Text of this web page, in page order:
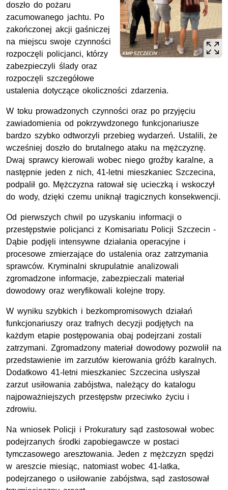
doszło do pożaru
zacumowanego jachtu. Po
zakończonej akcji gaśniczej
na miejscu swoje czynności
rozpoczęli policjanci, którzy
zabezpieczyli ślady oraz
rozpoczęli szczegółowe
ustalenia dotyczące okoliczności zdarzenia.
W toku prowadzonych czynności oraz po przyjęciu
zawiadomienia od pokrzywdzonego funkcjonariusze
bardzo szybko odtworzyli przebieg wydarzeń. Ustalili, że
wcześniej doszło do brutalnego ataku na mężczyznę.
Dwaj sprawcy kierowali wobec niego groźby karalne, a
następnie jeden z nich, 41-letni mieszkaniec Szczecina,
podpalił go. Mężczyzna ratował się ucieczką i wskoczył
do wody, dzięki czemu uniknął tragicznych konsekwencji.
Od pierwszych chwil po uzyskaniu informacji o
przestępstwie policjanci z Komisariatu Policji Szczecin -
Dąbie podjęli intensywne działania operacyjne i
procesowe zmierzające do ustalenia oraz zatrzymania
sprawców. Kryminalni skrupulatnie analizowali
zgromadzone informacje, zabezpieczali materiał
dowodowy oraz weryfikowali kolejne tropy.
W wyniku szybkich i bezkompromisowych działań
funkcjonariuszy oraz trafnych decyzji podjętych na
każdym etapie postępowania obaj podejrzani zostali
zatrzymani. Zgromadzony materiał dowodowy pozwolił na
przedstawienie im zarzutów kierowania gróźb karalnych.
Dodatkowo 41-letni mieszkaniec Szczecina usłyszał
zarzut usiłowania zabójstwa, należący do katalogu
najpoważniejszych przestępstw przeciwko życiu i
zdrowiu.
Na wniosek Policji i Prokuratury sąd zastosował wobec
podejrzanych środki zapobiegawcze w postaci
tymczasowego aresztowania. Jeden z mężczyzn spędzi
w areszcie miesiąc, natomiast wobec 41-latka,
podejrzanego o usiłowanie zabójstwa, sąd zastosował